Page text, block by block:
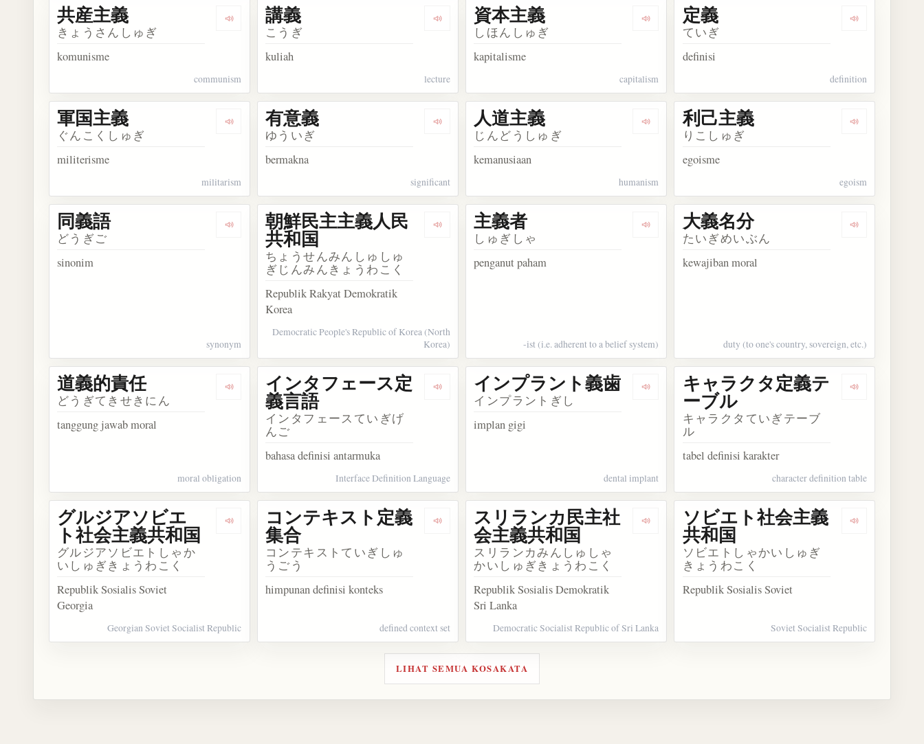
Dengarkan kosakata 共産主義
共産主義
きょうさんしゅぎ
komunisme
communism
Dengarkan kosakata 講義
講義
こうぎ
kuliah
lecture
Dengarkan kosakata 資本主義
資本主義
しほんしゅぎ
kapitalisme
capitalism
Dengarkan
定義
ていぎ
definisi
definition
Dengarkan kosakata 軍国主義
軍国主義
ぐんこくしゅぎ
militerisme
militarism
Dengarkan kosakata 有意義
有意義
ゆういぎ
bermakna
significant
Dengarkan kosakata 人道主義
人道主義
じんどうしゅぎ
kemanusiaan
humanism
Dengarkan
利己主義
りこしゅぎ
egoisme
egoism
Dengarkan kosakata 同義語
同義語
どうぎご
sinonim
synonym
Dengarkan kosakata 朝鮮民主主義人民共和国
朝鮮民主主義人民
共和国
ちょうせんみんしゅしゅ
ぎじんみんきょうわこく
Republik Rakyat Demokratik
Korea
Democratic People's Republic of Korea (North
Korea)
Dengarkan kosakata 主義者
主義者
しゅぎしゃ
penganut paham
-ist (i.e. adherent to a belief system)
Dengarkan
大義名分
たいぎめいぶん
kewajiban moral
duty (to one's country, sovereign, etc.)
Dengarkan kosakata 道義的責任
道義的責任
どうぎてきせきにん
tanggung jawab moral
moral obligation
Dengarkan kosakata インタフェース定義言語
インタフェース定
義言語
インタフェースていぎげ
んご
bahasa definisi antarmuka
Interface Definition Language
Dengarkan kosakata インプラント義歯
インプラント義歯
インプラントぎし
implan gigi
dental implant
Dengarkan
キャラクタ定義テ
ーブル
キャラクタていぎテーブ
ル
tabel definisi karakter
character definition table
Dengarkan kosakata グルジアソビエト社会主義共和国
グルジアソビエ
ト社会主義共和国
グルジアソビエトしゃか
いしゅぎきょうわこく
Republik Sosialis Soviet
Georgia
Georgian Soviet Socialist Republic
Dengarkan kosakata コンテキスト定義集合
コンテキスト定義
集合
コンテキストていぎしゅ
うごう
himpunan definisi konteks
defined context set
Dengarkan kosakata スリランカ民主社会主義共和国
スリランカ民主社
会主義共和国
スリランカみんしゅしゃ
かいしゅぎきょうわこく
Republik Sosialis Demokratik
Sri Lanka
Democratic Socialist Republic of Sri Lanka
Dengarkan
ソビエト社会主義
共和国
ソビエトしゃかいしゅぎ
きょうわこく
Republik Sosialis Soviet
Soviet Socialist Republic
LIHAT SEMUA KOSAKATA